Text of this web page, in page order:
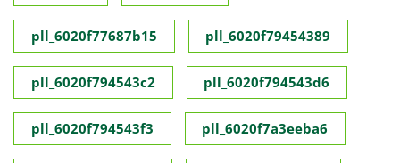
pll_6020f77687b15 pll_6020f79454389
pll_6020f794543c2 pll_6020f794543d6
pll_6020f794543f3 pll_6020f7a3eeba6